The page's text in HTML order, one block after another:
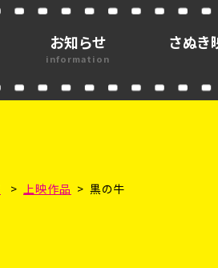
お知らせ
information
さぬき
上映作品 黒の牛